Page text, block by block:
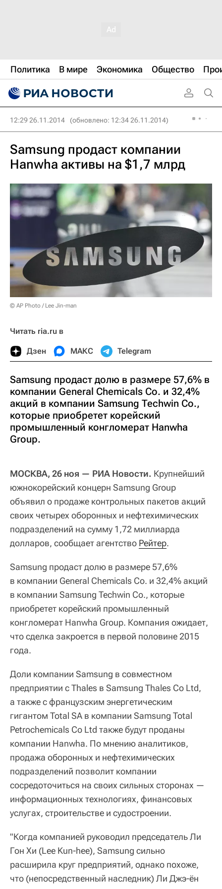
Политика В мире Экономика Общество
12:29 26.11.2014 (обновлено: 12:34 26.11.2014)
Samsung продаст компании
Hanwha активы на $1,7 млрд
© AP Photo / Lee Jin-man
Читать ria.ru в
Дзен МАКС Telegram
Samsung продаст долю в размере 57,6% в
компании General Chemicals Co. и 32,4%
акций в компании Samsung Techwin Co.,
которые приобретет корейский
промышленный конгломерат Hanwha
Group.
МОСКВА, 26 ноя — РИА Новости. Крупнейший
южнокорейский концерн Samsung Group
объявил о продаже контрольных пакетов акций
своих четырех оборонных и нефтехимических
подразделений на сумму 1,72 миллиарда
долларов, сообщает агентство Рейтер.
Samsung продаст долю в размере 57,6%
в компании General Chemicals Co. и 32,4% акций
в компании Samsung Techwin Co., которые
приобретет корейский промышленный
конгломерат Hanwha Group. Компания ожидает,
что сделка закроется в первой половине 2015
года.
Доли компании Samsung в совместном
предприятии с Thales в Samsung Thales Co Ltd,
а также с французским энергетическим
гигантом Total SA в компании Samsung Total
Petrochemicals Co Ltd также будут проданы
компании Hanwha. По мнению аналитиков,
продажа оборонных и нефтехимических
подразделений позволит компании
сосредоточиться на своих сильных сторонах —
информационных технологиях, финансовых
услугах, строительстве и судостроении.
"Когда компанией руководил председатель Ли
Гон Хи (Lee Kun-hee), Samsung сильно
расширила круг предприятий, однако похоже,
что (непосредственный наследник) Ли Джэ-ён